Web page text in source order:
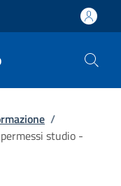
/
studio -